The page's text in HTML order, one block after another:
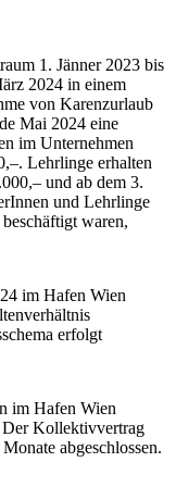
1. Jänner 2023 bis
2024 in einem
von Karenzurlaub
Mai 2024 eine
im Unternehmen
Lehrlinge erhalten
und ab dem 3.
und Lehrlinge
waren,
im Hafen Wien
erfolgt
im Hafen Wien
Der Kollektivvertrag
abgeschlossen.